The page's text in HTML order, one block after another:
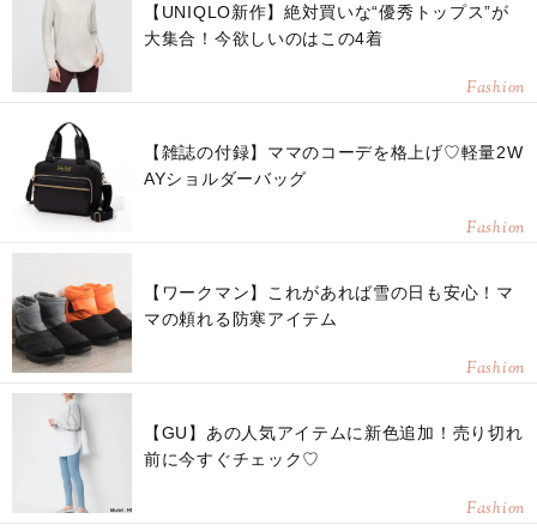
【UNIQLO新作】絶対買いな“優秀トップス”が
大集合！今欲しいのはこの4着
Fashion
【雑誌の付録】ママのコーデを格上げ♡軽量2W
AYショルダーバッグ
Fashion
【ワークマン】これがあれば雪の日も安心！マ
マの頼れる防寒アイテム
Fashion
【GU】あの人気アイテムに新色追加！売り切れ
前に今すぐチェック♡
Fashion